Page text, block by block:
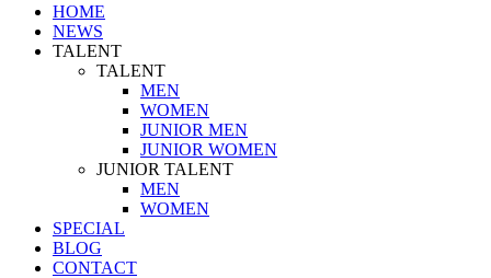
HOME
NEWS
TALENT
TALENT
MEN
WOMEN
JUNIOR MEN
JUNIOR WOMEN
JUNIOR TALENT
MEN
WOMEN
SPECIAL
BLOG
CONTACT